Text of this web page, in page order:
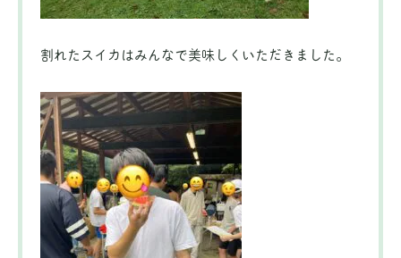
割れたスイカはみんなで美味しくいただきました。